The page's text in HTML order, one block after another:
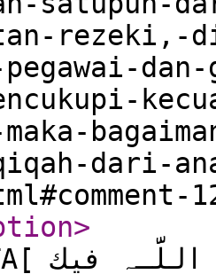
rezeki,-
pegawai-
dari-
>